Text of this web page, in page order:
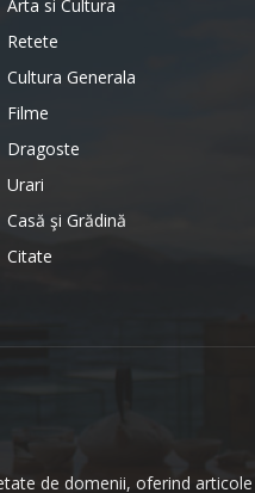
Arta si Cultura
Retete
Cultura Generala
Filme
Dragoste
Urari
Casă şi Grădină
Citate
de domenii, oferind